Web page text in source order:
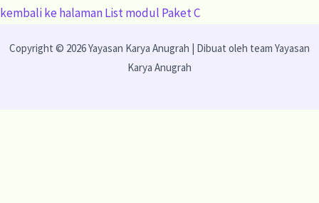
kembali ke halaman List modul Paket C
Copyright © 2026 Yayasan Karya Anugrah | Dibuat oleh team Yayasan
Karya Anugrah